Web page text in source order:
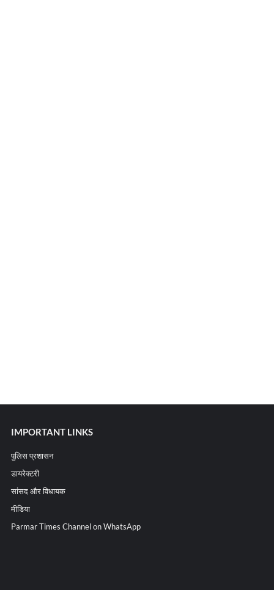
IMPORTANT LINKS
पुलिस प्रशासन
डायरेक्टरी
सांसद और विधायक
मीडिया
Parmar Times Channel on WhatsApp